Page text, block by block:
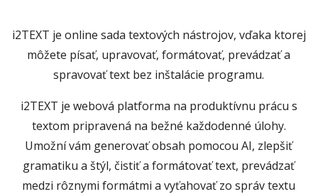
i2TEXT je online sada textových nástrojov, vďaka ktorej
môžete písať, upravovať, formátovať, prevádzať a
spravovať text bez inštalácie programu.
i2TEXT je webová platforma na produktívnu prácu s
textom pripravená na bežné každodenné úlohy.
Umožní vám generovať obsah pomocou AI, zlepšiť
gramatiku a štýl, čistiť a formátovať text, prevádzať
medzi rôznymi formátmi a vyťahovať zo správ textu